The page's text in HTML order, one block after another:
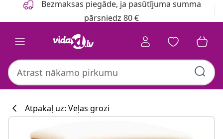
Bezmaksas piegāde, ja pasūtījuma summa
pārsniedz 80 €
Atpakaļ uz: Veļas grozi